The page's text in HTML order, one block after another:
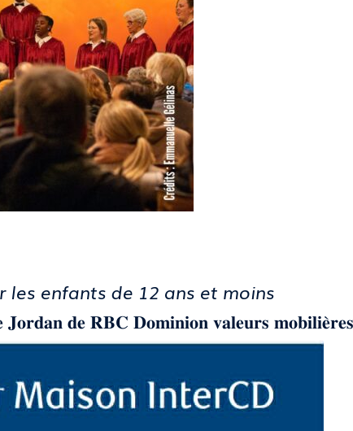
enfants de 12 ans et moins
𝐝𝐞 𝐑𝐁𝐂 𝐃𝐨𝐦𝐢𝐧𝐢𝐨𝐧 𝐯𝐚𝐥𝐞𝐮𝐫𝐬